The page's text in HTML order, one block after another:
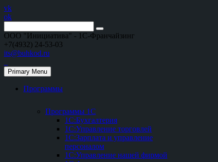
vk
ok
ООО "Инициатива" - 1С-Франчайзинг
+7(4932) 24-53-03
its@buhkod.ru
Primary Menu
Программы
Программы 1С
1С:Бухгалтерия
1С:Управление торговлей
1С:Зарплата и управление
персоналом
1С:Управление нашей фирмой